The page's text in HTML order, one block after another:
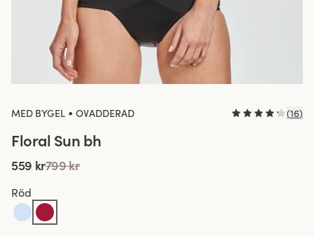
MED BYGEL • OVADDERAD (16)
Floral Sun bh
559 kr799 kr
Röd